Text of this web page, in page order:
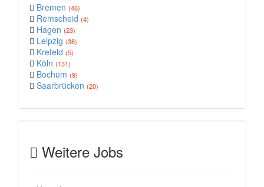
Bremen (46)
Remscheid (4)
Hagen (23)
Leipzig (38)
Krefeld (5)
Köln (131)
Bochum (9)
Saarbrücken (20)
Weitere Jobs